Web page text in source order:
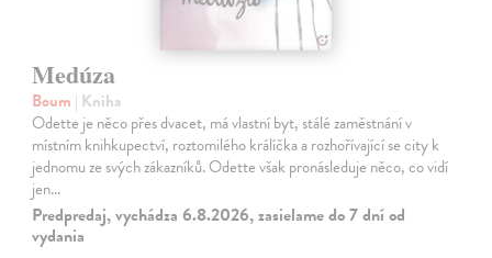
Medúza
Boum | Kniha
Odette je něco přes dvacet, má vlastní byt, stálé zaměstnání v
místním knihkupectví, roztomilého králíčka a rozhořívající se city k
jednomu ze svých zákazníků. Odette však pronásleduje něco, co vidí
jen…
Predpredaj, vychádza 6.8.2026, zasielame do 7 dní od
vydania